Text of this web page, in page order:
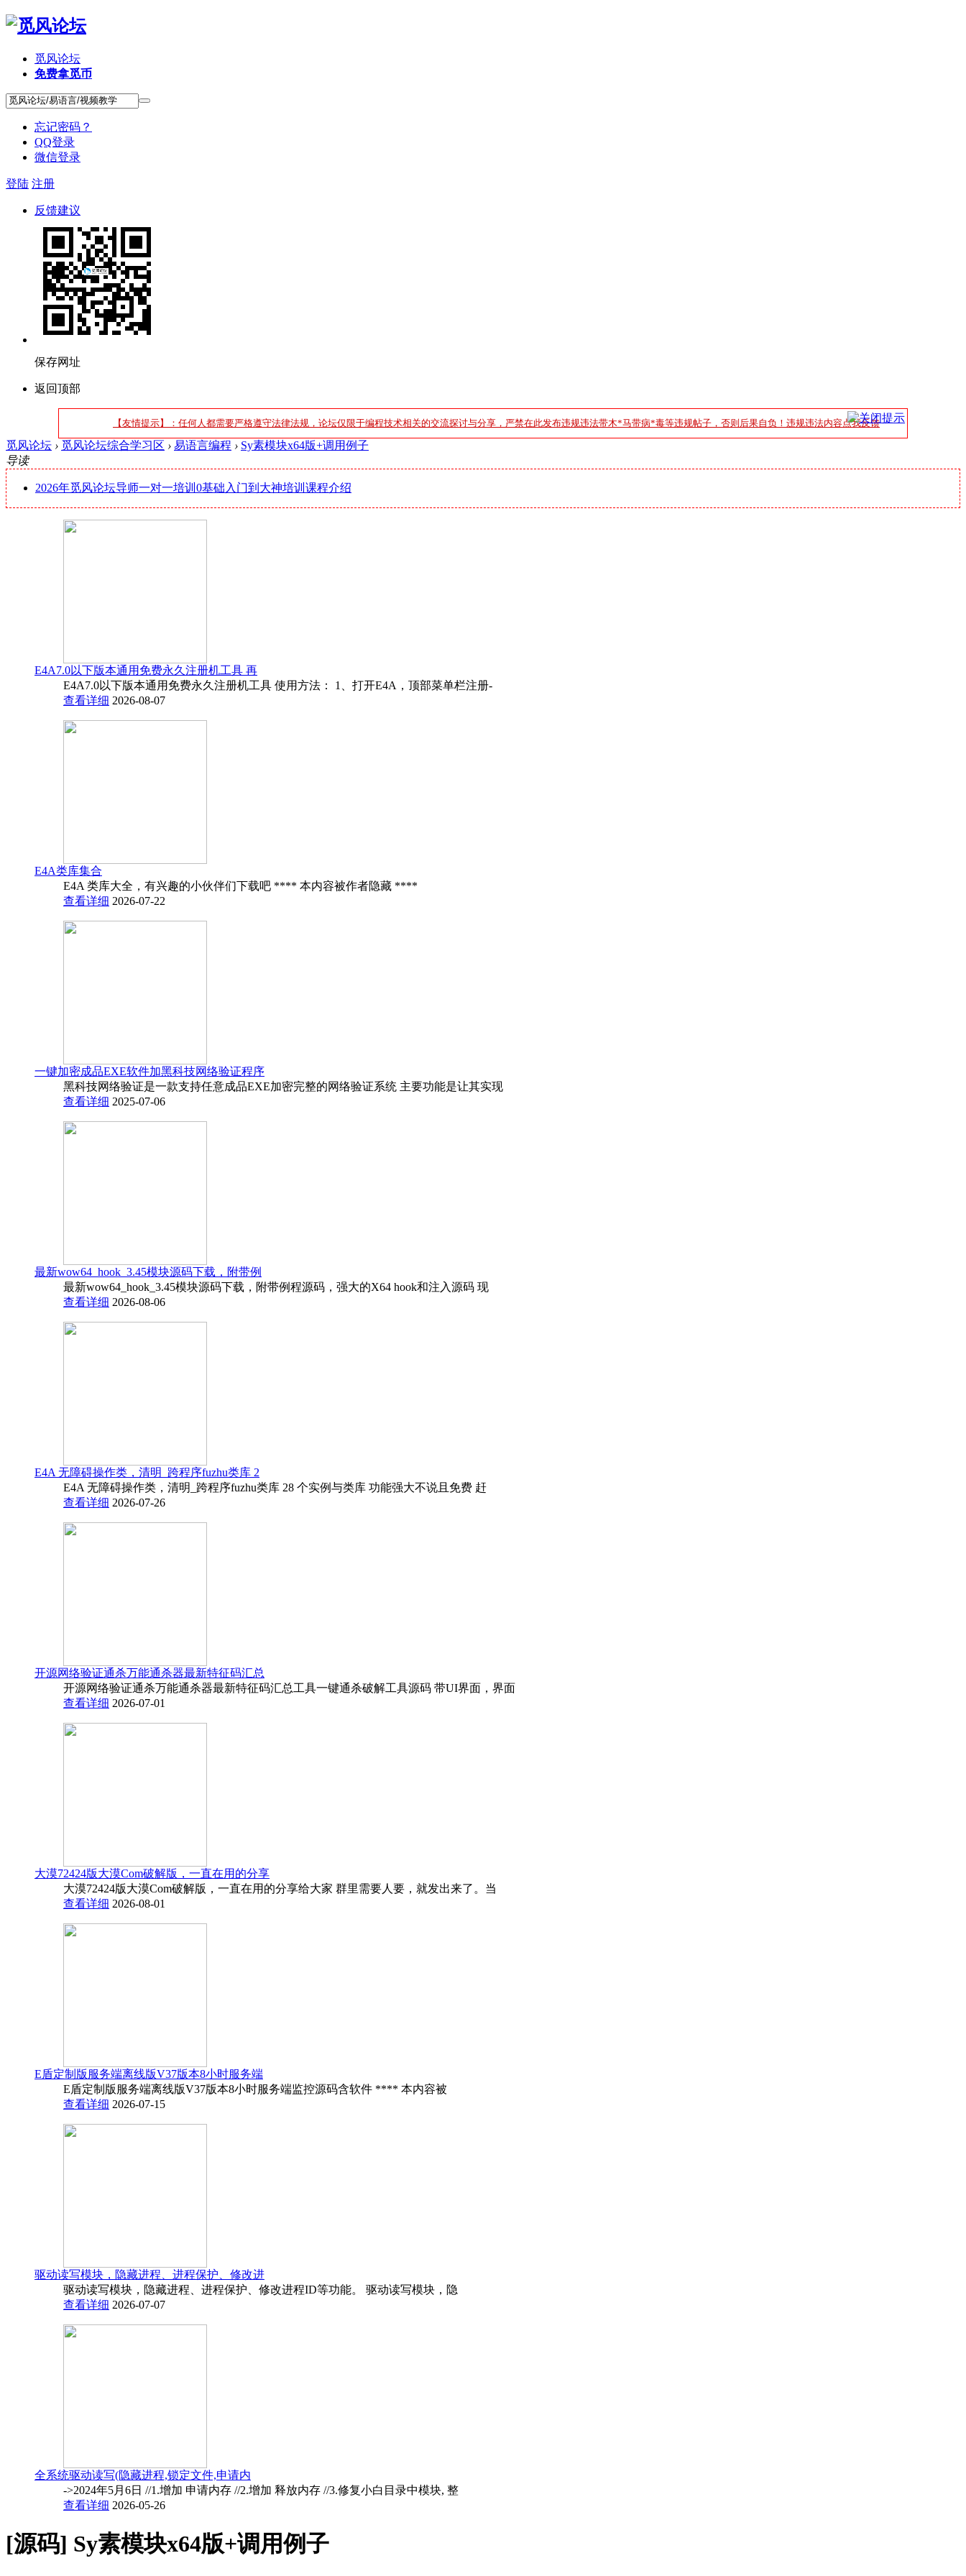
觅风论坛
免费拿觅币
忘记密码？
QQ登录
微信登录
登陆 注册
反馈建议
保存网址
返回顶部
【友情提示】：任何人都需要严格遵守法律法规，论坛仅限于编程技术相关的交流探讨与分享，严禁在此发布违规违法带木*马带病*毒等违规帖子，否则后果自负！违规违法内容点我反馈
觅风论坛 › 觅风论坛综合学习区 › 易语言编程 › Sy素模块x64版+调用例子
导读
2026年觅风论坛导师一对一培训0基础入门到大神培训课程介绍
E4A7.0以下版本通用免费永久注册机工具 再
E4A7.0以下版本通用免费永久注册机工具 使用方法： 1、打开E4A，顶部菜单栏注册-
查看详细 2026-08-07
E4A类库集合
E4A 类库大全，有兴趣的小伙伴们下载吧 **** 本内容被作者隐藏 ****
查看详细 2026-07-22
一键加密成品EXE软件加黑科技网络验证程序
黑科技网络验证是一款支持任意成品EXE加密完整的网络验证系统 主要功能是让其实现
查看详细 2025-07-06
最新wow64_hook_3.45模块源码下载，附带例
最新wow64_hook_3.45模块源码下载，附带例程源码，强大的X64 hook和注入源码 现
查看详细 2026-08-06
E4A 无障碍操作类，清明_跨程序fuzhu类库 2
E4A 无障碍操作类，清明_跨程序fuzhu类库 28 个实例与类库 功能强大不说且免费 赶
查看详细 2026-07-26
开源网络验证通杀万能通杀器最新特征码汇总
开源网络验证通杀万能通杀器最新特征码汇总工具一键通杀破解工具源码 带UI界面，界面
查看详细 2026-07-01
大漠72424版大漠Com破解版，一直在用的分享
大漠72424版大漠Com破解版，一直在用的分享给大家 群里需要人要，就发出来了。当
查看详细 2026-08-01
E盾定制版服务端离线版V37版本8小时服务端
E盾定制版服务端离线版V37版本8小时服务端监控源码含软件 **** 本内容被
查看详细 2026-07-15
驱动读写模块，隐藏进程、进程保护、修改进
驱动读写模块，隐藏进程、进程保护、修改进程ID等功能。 驱动读写模块，隐
查看详细 2026-07-07
全系统驱动读写(隐藏进程,锁定文件,申请内
->2024年5月6日 //1.增加 申请内存 //2.增加 释放内存 //3.修复小白目录中模块, 整
查看详细 2026-05-26
[源码] Sy素模块x64版+调用例子